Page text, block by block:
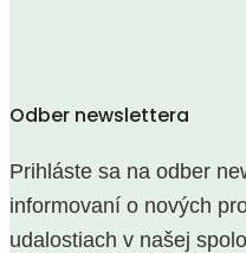
Odber newslettera
Prihláste sa na odber
informovaní o nových
udalostiach v našej